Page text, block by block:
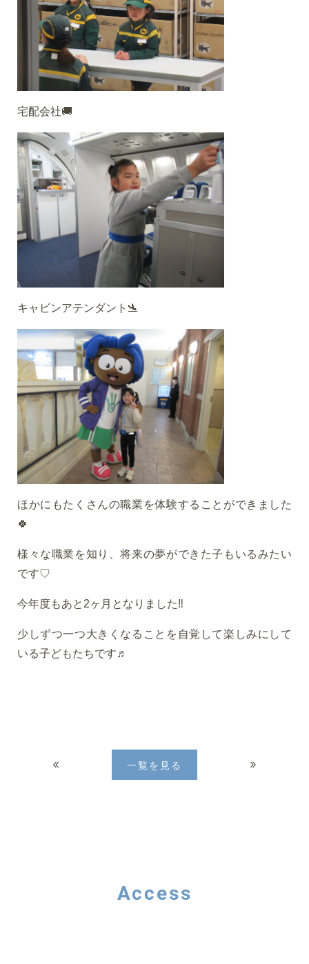
宅配会社🚚
キャビンアテンダント🛬
ほかにもたくさんの職業を体験することができました
🍀
様々な職業を知り、将来の夢ができた子もいるみたい
です♡
今年度もあと2ヶ月となりました‼
少しずつ一つ大きくなることを自覚して楽しみにして
いる子どもたちです♬
一覧を見る
Access